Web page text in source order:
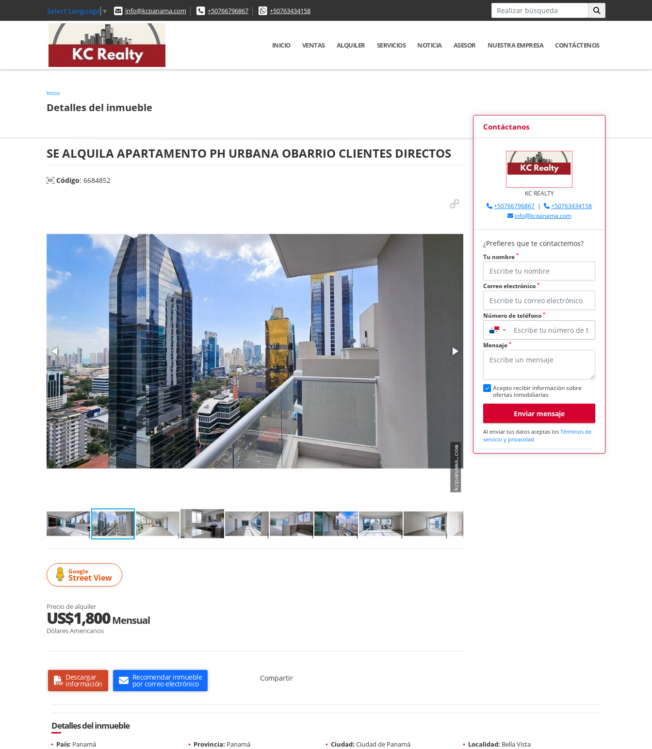
Select Language ▼ info@kcpanama.com +50766796867 +50763434158
INICIO VENTAS ALQUILER SERVICIOS NOTICIA ASESOR NUESTRA EMPRESA CONTÁCTENOS
Inicio
Detalles del inmueble
SE ALQUILA APARTAMENTO PH URBANA OBARRIO CLIENTES DIRECTOS
Código: 6684852
Google
Street View
Precio de alquiler
US$1,800Mensual
Dólares Americanos
Descargar
información
Recomendar inmueble
por correo electrónico
Compartir
Contáctanos
KC REALTY
+50766796867 |
+50763434158
info@kcpanama.com
¿Prefieres que te contactemos?
Tu nombre *
Correo electrónico *
Número de teléfono *
▼
Mensaje *
Acepto recibir información sobre
ofertas inmobiliarias
Enviar mensaje
Al enviar tus datos aceptas los Términos de
servicio y privacidad
Detalles del inmueble
País: Panamá Provincia: Panamá Ciudad: Ciudad de Panamá Localidad: Bella Vista